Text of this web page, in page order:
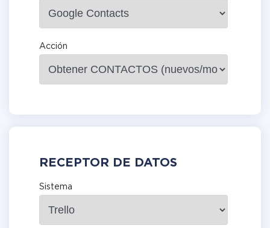
Acción
RECEPTOR DE DATOS
Sistema